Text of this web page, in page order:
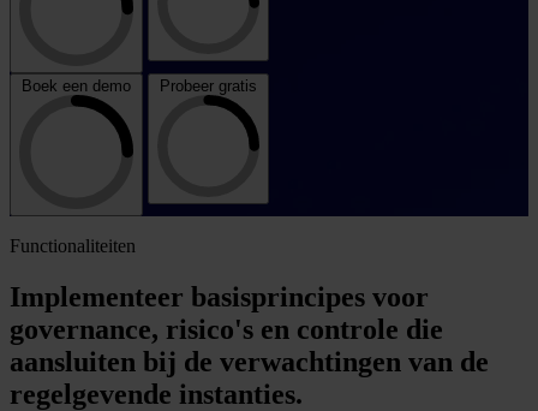
Boek een demo Probeer gratis
Functionaliteiten
Implementeer basisprincipes voor
governance, risico's en controle die
aansluiten bij de verwachtingen van de
regelgevende instanties.